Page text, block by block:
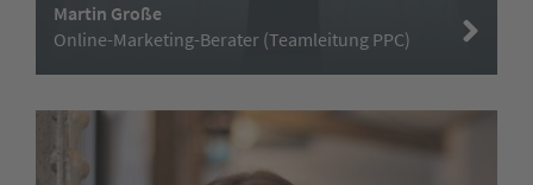
Martin Große
Online-Marketing-Berater (Teamleitung PPC)